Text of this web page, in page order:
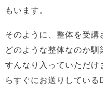
もいます。
そのように、整体を受講
どのような整体なのか馴
すんなり入っていただけ
らすぐにお送りしてい